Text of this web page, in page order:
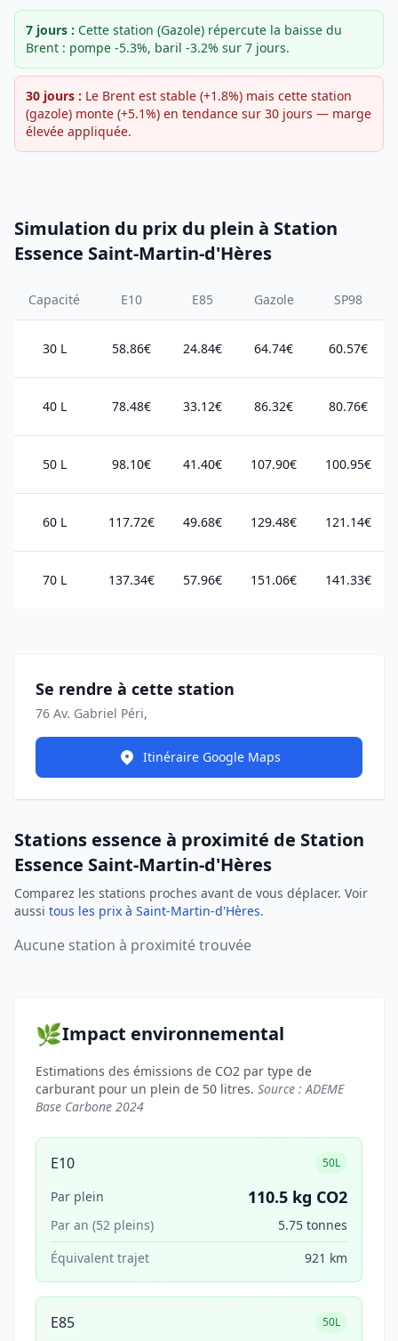
7 jours : Cette station (Gazole) répercute la baisse du
Brent : pompe -5.3%, baril -3.2% sur 7 jours.
30 jours : Le Brent est stable (+1.8%) mais cette station
(gazole) monte (+5.1%) en tendance sur 30 jours — marge
élevée appliquée.
Simulation du prix du plein à Station
Essence Saint-Martin-d'Hères
Capacité E10 E85 Gazole SP98
30 L 58.86€ 24.84€ 64.74€ 60.57€
40 L 78.48€ 33.12€ 86.32€ 80.76€
50 L 98.10€ 41.40€ 107.90€ 100.95€
60 L 117.72€ 49.68€ 129.48€ 121.14€
70 L 137.34€ 57.96€ 151.06€ 141.33€
Se rendre à cette station
76 Av. Gabriel Péri,
Itinéraire Google Maps
Stations essence à proximité de Station
Essence Saint-Martin-d'Hères
Comparez les stations proches avant de vous déplacer. Voir
aussi tous les prix à Saint-Martin-d'Hères.
Aucune station à proximité trouvée
🌿Impact environnemental
Estimations des émissions de CO2 par type de
carburant pour un plein de 50 litres. Source : ADEME
Base Carbone 2024
E10 50L
Par plein 110.5 kg CO2
Par an (52 pleins)
5.75 tonnes
Équivalent trajet
921 km
E85 50L